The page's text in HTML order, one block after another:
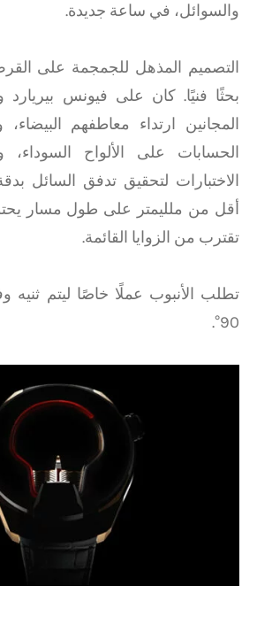
والسوائل، في ساعة جديدة.
التصميم المذهل للجمجمة على
بحثًا فنيًا. كان على فيونس بيريارد
المجانين ارتداء معاطفهم
الحسابات على الألواح السوداء،
الاختبارات لتحقيق تدفق السائل
أقل من ملليمتر على طول مسار
تقترب من الزوايا القائمة.
تطلب الأنبوب عملًا خاصًا ليتم ثنيه
90°.